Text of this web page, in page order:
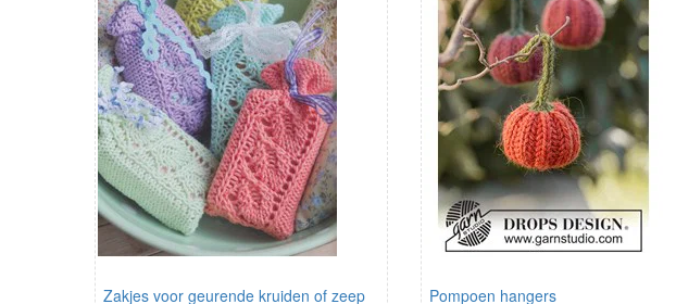
Zakjes voor geurende kruiden of zeep Pompoen hangers